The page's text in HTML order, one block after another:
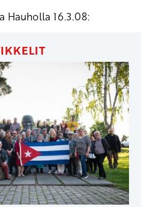
Hauholla 16.3.08: